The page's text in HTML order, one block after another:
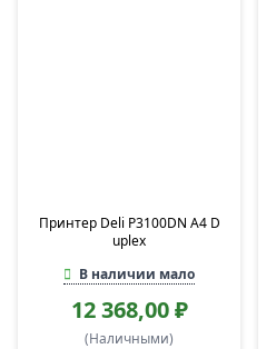
Принтер Deli P3100DN A4 D
uplex
В наличии мало
12 368,00 ₽
(Наличными)